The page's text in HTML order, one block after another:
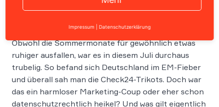
Obwohl die Sommermonate für gewöhnlich etwas
ruhiger ausfallen, war es in diesem Juli durchaus
trubelig. So befand sich Deutschland im EM-Fieber
und überall sah man die Check24-Trikots. Doch war
das ein harmloser Marketing-Coup oder eher schon
datenschutzrechtlich heikel? Und was gilt eigentlich
Impressum Datenschutzerklärung